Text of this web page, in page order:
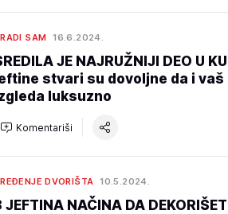
SAM 16.6.2024.
JE NAJRUŽNIJI DEO U
stvari su dovoljne da i vaš
luksuzno
Komentariši
DVORIŠTA 10.5.2024.
JEFTINA NAČINA DA